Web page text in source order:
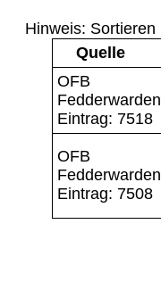
Hinweis:
Quelle
OFB
Fedderwarden
Eintrag: 7518
OFB
Fedderwarden
Eintrag: 7508